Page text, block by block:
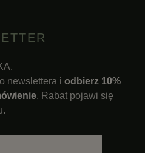
newslettera i odbierz 10%
. Rabat pojawi się